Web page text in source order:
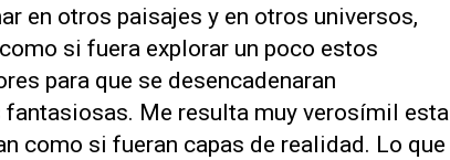
en otros paisajes y en otros universos,
si fuera explorar un poco estos
para que se desencadenaran
Me resulta muy verosímil esta
como si fueran capas de realidad. Lo que